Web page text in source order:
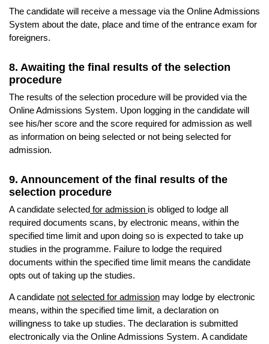
The candidate will receive a message via the Online Admissions
System about the date, place and time of the entrance exam for
foreigners.
8. Awaiting the final results of the selection
procedure
The results of the selection procedure will be provided via the
Online Admissions System. Upon logging in the candidate will
see his/her score and the score required for admission as well
as information on being selected or not being selected for
admission.
9. Announcement of the final results of the
selection procedure
A candidate selected for admission is obliged to lodge all
required documents scans, by electronic means, within the
specified time limit and upon doing so is expected to take up
studies in the programme. Failure to lodge the required
documents within the specified time limit means the candidate
opts out of taking up the studies.
A candidate not selected for admission may lodge by electronic
means, within the specified time limit, a declaration on
willingness to take up studies. The declaration is submitted
electronically via the Online Admissions System. A candidate